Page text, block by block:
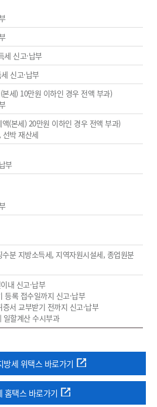
세 신고·납부
신고·납부
세) 10만원 이하인 경우 전액 부과)
(본세) 20만원 이하인 경우 전액 부과)
박 재산세
부
분 지방소득세, 지역자원시설세, 종업원분
내 신고·납부
등록 접수일까지 신고·납부
서 교부받기 전까지 신고·납부
일할계산 수시부과
방세 위택스 바로가기
홈택스 바로가기